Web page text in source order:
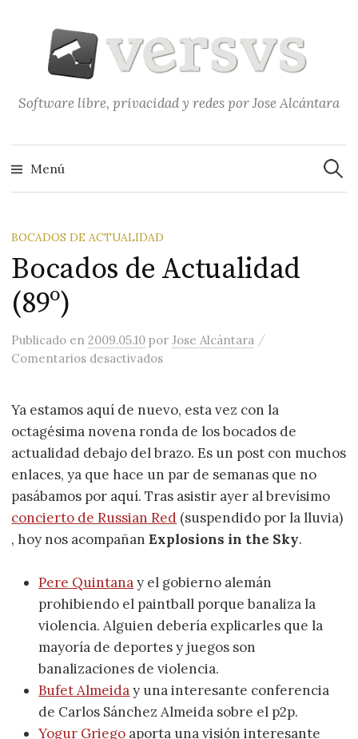
contenido
Software libre, privacidad y redes por Jose Alcántara
Menú
BOCADOS DE ACTUALIDAD
Bocados de Actualidad
(89º)
Publicado en2009.05.10 porJose Alcántara /
Comentarios desactivadosen Bocados de Actualidad (89º)
Ya estamos aquí de nuevo, esta vez con la
octagésima novena ronda de los bocados de
actualidad debajo del brazo. Es un post con muchos
enlaces, ya que hace un par de semanas que no
pasábamos por aquí. Tras asistir ayer al brevísimo
concierto de Russian Red (suspendido por la lluvia)
, hoy nos acompañanExplosions in the Sky.
Pere Quintanay el gobierno alemán
prohibiendo el paintball porque banaliza la
violencia. Alguien debería explicarles que la
mayoría de deportes y juegos son
banalizaciones de violencia.
Bufet Almeiday una interesante conferencia
de Carlos Sánchez Almeida sobre el p2p.
Yogur Griego aporta una visión interesante